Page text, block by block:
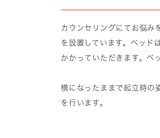
カウンセリングにてお悩み
を設置しています。ベッド
かかっていただきます。ベ
横になったままで起立時の
を行います。